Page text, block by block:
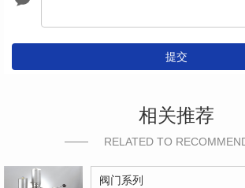
提交
相关推荐
RELATED TO
阀门系列